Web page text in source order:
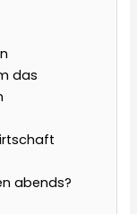
das
abends?